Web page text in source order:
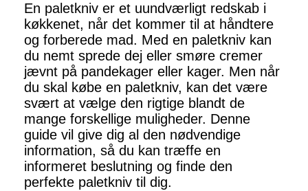
En paletkniv er et uundværligt redskab i
køkkenet, når det kommer til at håndtere
og forberede mad. Med en paletkniv kan
du nemt sprede dej eller smøre cremer
jævnt på pandekager eller kager. Men når
du skal købe en paletkniv, kan det være
svært at vælge den rigtige blandt de
mange forskellige muligheder. Denne
guide vil give dig al den nødvendige
information, så du kan træffe en
informeret beslutning og finde den
perfekte paletkniv til dig.